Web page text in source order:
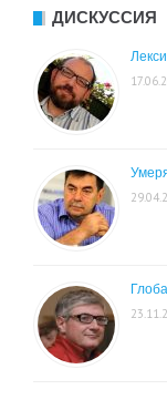
ДИСКУССИЯ